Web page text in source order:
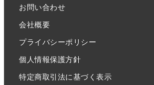
お問い合わせ
会社概要
プライバシーポリシー
個人情報保護方針
特定商取引法に基づく表示